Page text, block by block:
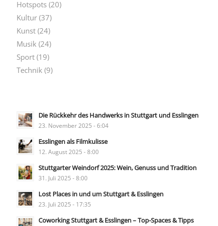
Hotspots(20)
Kultur(37)
Kunst(24)
Musik(24)
Sport(19)
Technik(9)
Die Rückkehr des Handwerks in Stuttgart und Esslingen
23. November 2025 - 6:04
Esslingen als Filmkulisse
12. August 2025 - 8:00
Stuttgarter Weindorf 2025: Wein, Genuss und Tradition
31. Juli 2025 - 8:00
Lost Places in und um Stuttgart & Esslingen
23. Juli 2025 - 17:35
Coworking Stuttgart & Esslingen – Top-Spaces & Tipps